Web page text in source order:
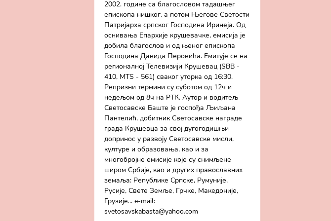
2002. године са благословом тадашњег
епископа нишког, а потом Његове Светости
Патријарха српског Господина Иринеја. Од
оснивања Епархије крушевачке, емисија је
добила благослов и од њеног епископа
Господина Давида Перовића. Емитује се на
регионалној Телевизији Крушевац (SBB -
410, MTS - 561) сваког уторка од 16:30.
Репризни термини су суботом од 12ч и
недељом од 8ч на РТК. Аутор и водитељ
Светосавске Баште је госпођа Љиљана
Пантелић, добитник Светосавске награде
града Крушевца за свој дугогодишњи
допринос у развоју Светосавске мисли,
културе и образовања, као и за
многобројне емисије које су снимљене
широм Србије, као и других православних
земаља: Републике Српске, Румуније,
Русије, Свете Земље, Грчке, Македоније,
Грузије... e-mail:
svetosavskabasta@yahoo.com